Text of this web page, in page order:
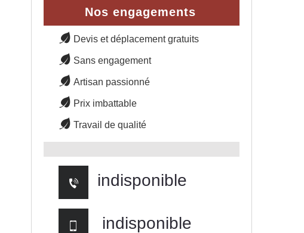
Nos engagements
Devis et déplacement gratuits
Sans engagement
Artisan passionné
Prix imbattable
Travail de qualité
indisponible
indisponible